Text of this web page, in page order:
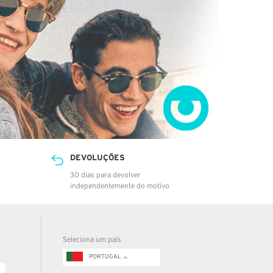
DEVOLUÇÕES
30 dias para devolver
independentemente do motivo
Seleciona um país
PORTUGAL